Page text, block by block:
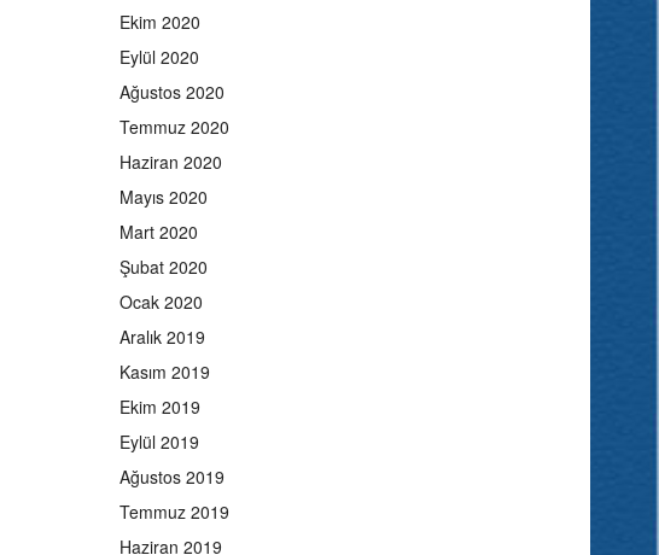
Ekim 2020
Eylül 2020
Ağustos 2020
Temmuz 2020
Haziran 2020
Mayıs 2020
Mart 2020
Şubat 2020
Ocak 2020
Aralık 2019
Kasım 2019
Ekim 2019
Eylül 2019
Ağustos 2019
Temmuz 2019
Haziran 2019